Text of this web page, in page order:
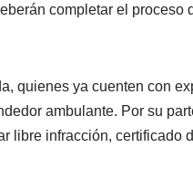
completar el proceso
quienes ya cuenten con
ambulante. Por su
libre infracción, certificado